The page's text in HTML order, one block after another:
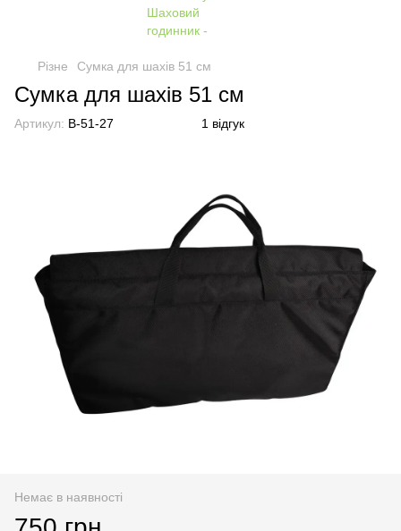
Різне Сумка для шахів 51 см
Сумка для шахів 51 см
Артикул: B-51-27 1 відгук
Немає в наявності